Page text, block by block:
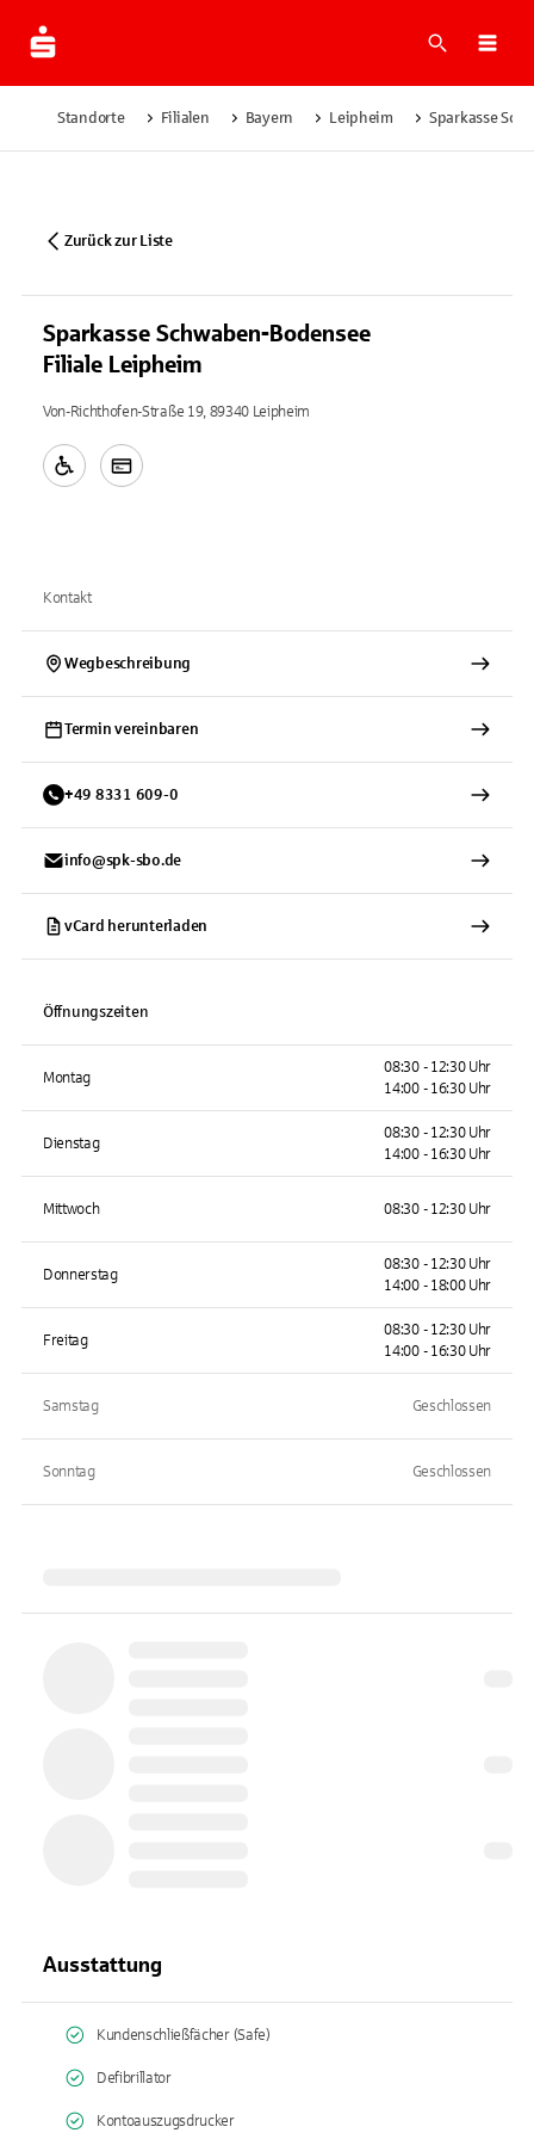
Suche
Standorte Filialen Bayern Leipheim Sparkasse
Zurück zur Liste
Sparkasse Schwaben-Bodensee
Filiale Leipheim
Von-Richthofen-Straße 19, 89340 Leipheim
Kontakt
Wegbeschreibung
Termin vereinbaren
+49 8331 609-0
info@spk-sbo.de
vCard herunterladen
Öffnungszeiten
Montag
08:30 - 12:30 Uhr
14:00 - 16:30 Uhr
Dienstag
08:30 - 12:30 Uhr
14:00 - 16:30 Uhr
Mittwoch 08:30 - 12:30 Uhr
Donnerstag
08:30 - 12:30 Uhr
14:00 - 18:00 Uhr
Freitag
08:30 - 12:30 Uhr
14:00 - 16:30 Uhr
Samstag Geschlossen
Sonntag Geschlossen
Ausstattung
Kundenschließfächer (Safe)
Defibrillator
Kontoauszugsdrucker